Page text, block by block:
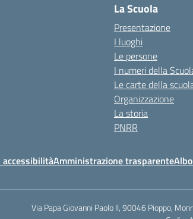
La Scuola
Presentazione
I luoghi
Le persone
I numeri della
Le carte della
Organizzazione
La storia
PNRR
accessibilitàAmministrazione trasparente
Via Papa Giovanni Paolo II, 90046 Pioppo,